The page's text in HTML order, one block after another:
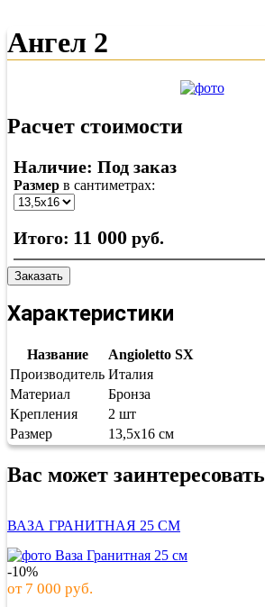
Ангел 2
Расчет стоимости
Наличие: Под заказ
Размер в сантиметрах:
Итого: 11 000 руб.
Заказать
Характеристики
Название
Angioletto SX
Производитель Италия
Материал
Бронза
Крепления
2 шт
Размер
13,5х16 см
Вас может заинтересовать
ВАЗА ГРАНИТНАЯ 25 СМ
-10%
от 7 000 руб.